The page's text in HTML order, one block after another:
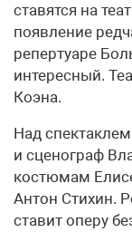
ставятся на
появление
репертуаре
интересный.
Коэна.
Над
и сценограф
костюмам
Антон Стихин.
ставит оперу